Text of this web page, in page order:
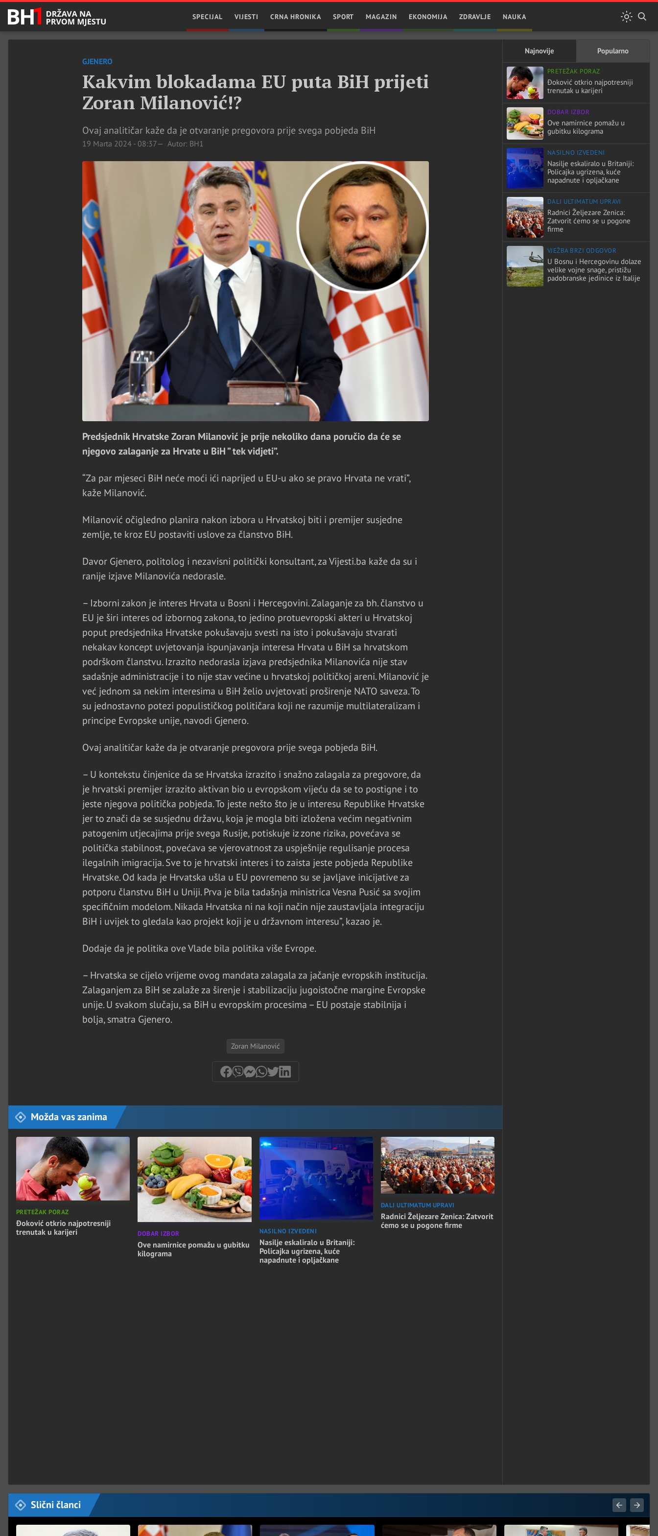
SPECIJAL VIJESTI CRNA HRONIKA SPORT MAGAZIN EKONOMIJA ZDRAVLJE NAUKA
GJENERO
Kakvim blokadama EU puta BiH prijeti
Zoran Milanović!?
Ovaj analitičar kaže da je otvaranje pregovora prije svega pobjeda BiH
19 Marta 2024 - 08:37 Autor: BH1
Predsjednik Hrvatske Zoran Milanović je prije nekoliko dana poručio da će se
njegovo zalaganje za Hrvate u BiH ” tek vidjeti”.
“Za par mjeseci BiH neće moći ići naprijed u EU-u ako se pravo Hrvata ne vrati”,
kaže Milanović.
Milanović očigledno planira nakon izbora u Hrvatskoj biti i premijer susjedne
zemlje, te kroz EU postaviti uslove za članstvo BiH.
Davor Gjenero, politolog i nezavisni politički konsultant, za Vijesti.ba kaže da su i
ranije izjave Milanovića nedorasle.
– Izborni zakon je interes Hrvata u Bosni i Hercegovini. Zalaganje za bh. članstvo u
EU je širi interes od izbornog zakona, to jedino protuevropski akteri u Hrvatskoj
poput predsjednika Hrvatske pokušavaju svesti na isto i pokušavaju stvarati
nekakav koncept uvjetovanja ispunjavanja interesa Hrvata u BiH sa hrvatskom
podrškom članstvu. Izrazito nedorasla izjava predsjednika Milanovića nije stav
sadašnje administracije i to nije stav većine u hrvatskoj političkoj areni. Milanović je
već jednom sa nekim interesima u BiH želio uvjetovati proširenje NATO saveza. To
su jednostavno potezi populističkog političara koji ne razumije multilateralizam i
principe Evropske unije, navodi Gjenero.
Ovaj analitičar kaže da je otvaranje pregovora prije svega pobjeda BiH.
– U kontekstu činjenice da se Hrvatska izrazito i snažno zalagala za pregovore, da
je hrvatski premijer izrazito aktivan bio u evropskom vijeću da se to postigne i to
jeste njegova politička pobjeda. To jeste nešto što je u interesu Republike Hrvatske
jer to znači da se susjednu državu, koja je mogla biti izložena većim negativnim
patogenim utjecajima prije svega Rusije, potiskuje iz zone rizika, povećava se
politička stabilnost, povećava se vjerovatnost za uspješnije regulisanje procesa
ilegalnih imigracija. Sve to je hrvatski interes i to zaista jeste pobjeda Republike
Hrvatske. Od kada je Hrvatska ušla u EU povremeno su se javljave inicijative za
potporu članstvu BiH u Uniji. Prva je bila tadašnja ministrica Vesna Pusić sa svojim
specifičnim modelom. Nikada Hrvatska ni na koji način nije zaustavljala integraciju
BiH i uvijek to gledala kao projekt koji je u državnom interesu”, kazao je.
Dodaje da je politika ove Vlade bila politika više Evrope.
– Hrvatska se cijelo vrijeme ovog mandata zalagala za jačanje evropskih institucija.
Zalaganjem za BiH se zalaže za širenje i stabilizaciju jugoistočne margine Evropske
unije. U svakom slučaju, sa BiH u evropskim procesima – EU postaje stabilnija i
bolja, smatra Gjenero.
Zoran Milanović
Možda vas zanima
PRETEŽAK PORAZ
Đoković otkrio najpotresniji
trenutak u karijeri
DOBAR IZBOR
Ove namirnice pomažu u gubitku
kilograma
NASILNO IZVEDENI
Nasilje eskaliralo u Britaniji:
Policajka ugrizena, kuće
napadnute i opljačkane
DALI ULTIMATUM UPRAVI
Radnici Željezare Zenica: Zatvorit
ćemo se u pogone firme
Najnovije Popularno
PRETEŽAK PORAZ
Đoković otkrio najpotresniji
trenutak u karijeri
DOBAR IZBOR
Ove namirnice pomažu u
gubitku kilograma
NASILNO IZVEDENI
Nasilje eskaliralo u Britaniji:
Policajka ugrizena, kuće
napadnute i opljačkane
DALI ULTIMATUM UPRAVI
Radnici Željezare Zenica:
Zatvorit ćemo se u pogone
firme
VJEŽBA BRZI ODGOVOR
U Bosnu i Hercegovinu dolaze
velike vojne snage, pristižu
padobranske jedinice iz Italije
Slični članci